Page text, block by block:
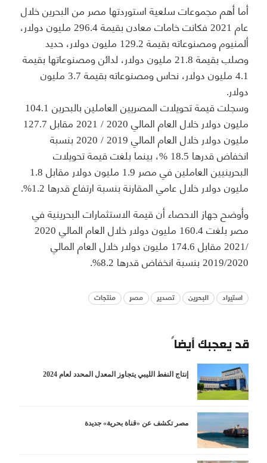
أما أهم مجموعات سلعية استوردتها مصر من البحرين خلال
عام 2021 فكانت خامات معادن بقيمة 296.4 مليون دولار،
ألمنيوم ومصنوعاته بقيمة 129.2 مليون دولار، حديد
وصلب بقيمة 21.8 مليون دولار، لدائن ومصنوعاتها بقيمة
4.1 مليون دولار، نحاس ومصنوعاته بقيمة 3.7 مليون
دولار.
وسجلت قيمة تحويلات المصريين العاملين بالبحرين 104.1
مليون دولار خلال العام المالي 2020 / 2021 مقابل 127.7
مليون دولار خلال العام المالي 2019 / 2020 بنسبة
انخفاض قدرها 18.5 %، بينما بلغت قيمة تحويلات
البحرينيين العاملين في مصر 1.9 مليون دولار مقابل 1.8
مليون دولار خلال عامي المقارنة بنسبة ارتفاع قدرها 1.2%.
وأوضح جهاز الاحصاء أن قيمة الاستثمارات البحرينية في
مصر بلغت 160.4 مليون دولار خلال العام المالي 2020
/2021 مقابل 174.6 مليون دولار خلال العام المالي
2019/2020 بنسبة انخفاض قدرها 8.2%.
استيراد البحرين تصدير مصر منتجات
قد يعجبك أيضاً
إنتاج النفط الليبي يتجاوز المعدل المحدد لعام 2024
مصر تكشف عن «قناة بحرية» جديدة